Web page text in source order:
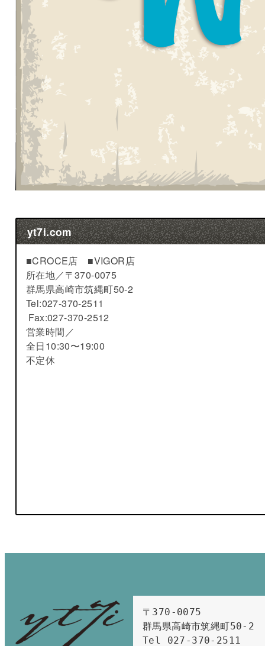
yt7i.com
■CROCE店 ■VIGOR店
所在地／〒370-0075
群馬県高崎市筑縄町50-2
Tel:027-370-2511
Fax:027-370-2512
営業時間／
全日10:30〜19:00
不定休
〒370-0075
群馬県高崎市筑縄町50-2
Tel 027-370-2511